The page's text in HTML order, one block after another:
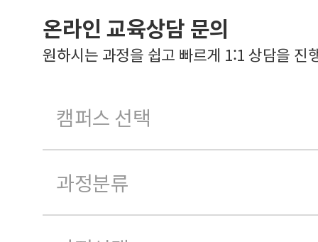
온라인 교육상담 문의
원하시는 과정을 쉽고 빠르게 1:1 상담을 진